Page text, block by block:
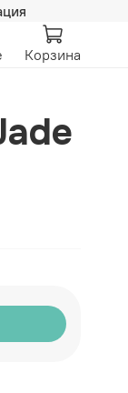
Корзина